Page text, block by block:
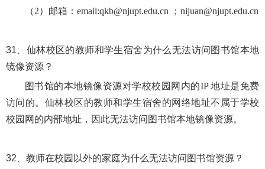
（2） 邮箱：email:qkb@njupt.edu.cn ；nijuan@njupt.edu.cn
31、 仙林校区的教师和学生宿舍为什么无法访问图书馆本地
镜像资源？
图书馆的本地镜像资源对学校校园网内的IP 地址是免费
访问的。仙林校区的教师和学生宿舍的网络地址不属于学校
校园网的内部地址，因此无法访问图书馆本地镜像资源。
32、 教师在校园以外的家庭为什么无法访问图书馆资源？